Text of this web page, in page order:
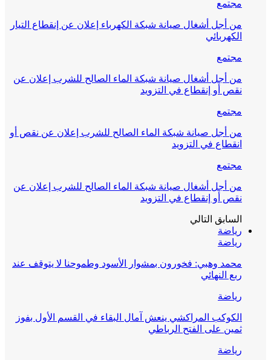
مجتمع
من أجل أشغال صيانة شبكة الكهرباء إعلان عن إنقطاع التيار
الكهربائي
مجتمع
من أجل أشغال صيانة شبكة الماء الصالح للشرب إعلان عن
نقص أو إنقطاع في التزويد
مجتمع
من أجل صيانة شبكة الماء الصالح للشرب إعلان عن نقص أو
انقطاع في التزويد
مجتمع
من أجل أشغال صيانة شبكة الماء الصالح للشرب إعلان عن
نقص أو إنقطاع في التزويد
السابق التالي
رياضة
رياضة
محمد وهبي: فخورون بمشوار الأسود وطموحنا لا يتوقف عند
ربع النهائي
رياضة
الكوكب المراكشي ينعش آمال البقاء في القسم الأول بفوز
ثمين على الفتح الرباطي
رياضة